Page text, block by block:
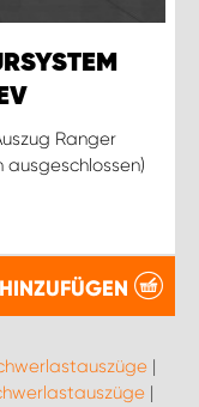
Ranger
ausgeschlossen)
HINZUFÜGEN
|
|